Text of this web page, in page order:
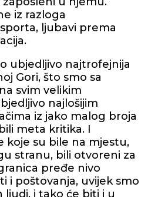
iz razloga
ljubavi prema
ubjedljivo najtrofejnija
Gori, što smo sa
svim velikim
najlošijim
iz jako malog broja
meta kritika. I
koje su bile na mjestu,
stranu, bili otvoreni za
pređe nivo
i poštovanja, uvijek smo
ljudi, i tako će biti i u